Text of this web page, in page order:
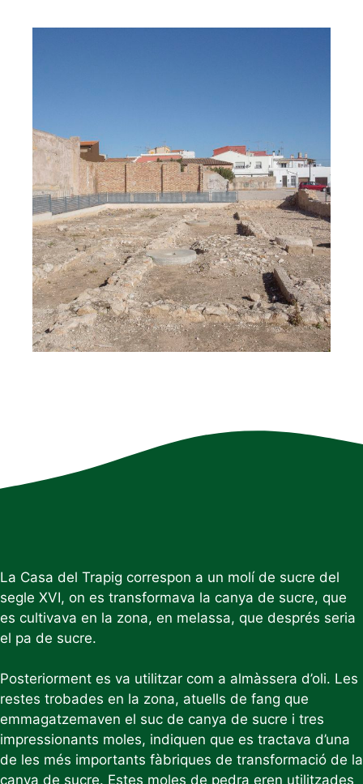
La Casa del Trapig correspon a un molí de sucre del
segle XVI, on es transformava la canya de sucre, que
es cultivava en la zona, en melassa, que després seria
el pa de sucre.
Posteriorment es va utilitzar com a almàssera d’oli. Les
restes trobades en la zona, atuells de fang que
emmagatzemaven el suc de canya de sucre i tres
impressionants moles, indiquen que es tractava d’una
de les més importants fàbriques de transformació de la
canya de sucre. Estes moles de pedra eren utilitzades